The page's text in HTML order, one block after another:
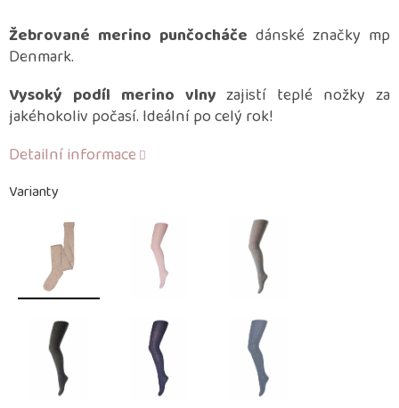
Varianty
Žebrované merino punčocháče dánské značky mp
Denmark.
Vysoký podíl merino vlny zajistí teplé nožky za
jakéhokoliv počasí. Ideální po celý rok!
Detailní informace